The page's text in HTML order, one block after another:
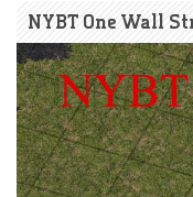
NYBT One Wall